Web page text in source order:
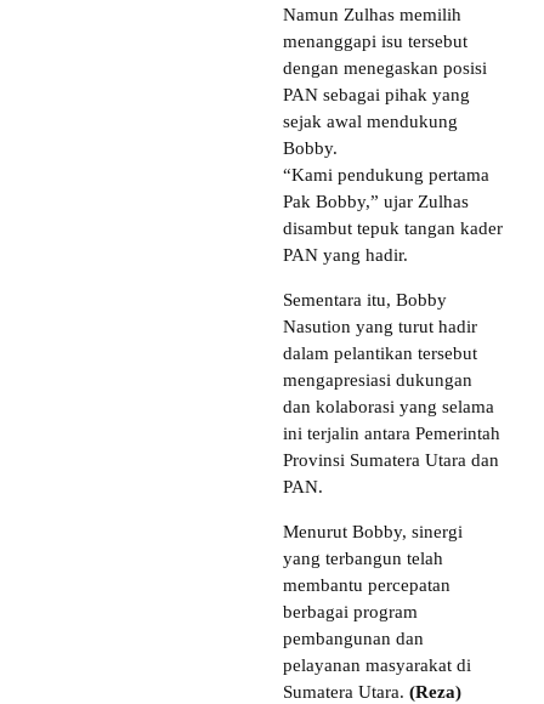
Namun Zulhas memilih
menanggapi isu tersebut
dengan menegaskan posisi
PAN sebagai pihak yang
sejak awal mendukung
Bobby.
“Kami pendukung pertama
Pak Bobby,” ujar Zulhas
disambut tepuk tangan kader
PAN yang hadir.
Sementara itu, Bobby
Nasution yang turut hadir
dalam pelantikan tersebut
mengapresiasi dukungan
dan kolaborasi yang selama
ini terjalin antara Pemerintah
Provinsi Sumatera Utara dan
PAN.
Menurut Bobby, sinergi
yang terbangun telah
membantu percepatan
berbagai program
pembangunan dan
pelayanan masyarakat di
Sumatera Utara. (Reza)